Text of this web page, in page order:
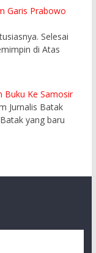
Garis Prabowo
Selesai
di Atas
Buku Ke Samosir
Jurnalis Batak
yang baru